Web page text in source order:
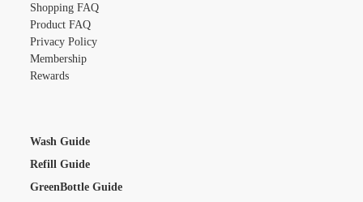
Shopping FAQ
Product FAQ
Privacy Policy
Membership
Rewards
Wash Guide
Refill Guide
GreenBottle Guide